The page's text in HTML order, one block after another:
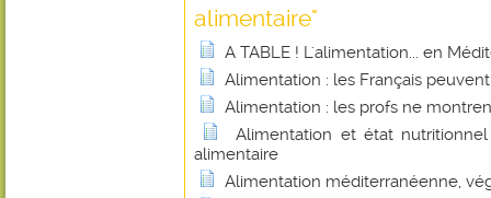
alimentaire"
A TABLE ! L'alimentation... en
Alimentation : les Français
Alimentation : les profs ne
Alimentation et état
alimentaire
Alimentation méditerranéenne,